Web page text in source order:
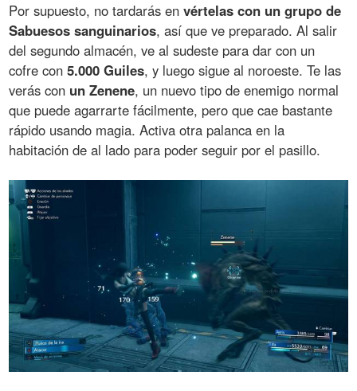
Por supuesto, no tardarás envértelas con un grupo de
Sabuesos sanguinarios, así que ve preparado. Al salir
del segundo almacén, ve al sudeste para dar con un
cofre con5.000 Guiles, y luego sigue al noroeste. Te las
verás con un Zenene, un nuevo tipo de enemigo normal
que puede agarrarte fácilmente, pero que cae bastante
rápido usando magia. Activa otra palanca en la
habitación de al lado para poder seguir por el pasillo.